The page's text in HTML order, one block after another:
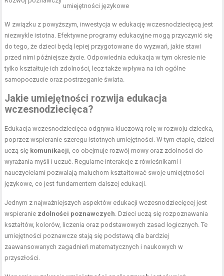
umiejętności językowe
W związku z powyższym, inwestycja w edukację wczesnodziecięcą jest
niezwykle istotna. Efektywne programy edukacyjne mogą przyczynić się
do tego, że dzieci będą lepiej przygotowane do wyzwań, jakie stawi
przed nimi późniejsze życie. Odpowiednia edukacja w tym okresie nie
tylko kształtuje ich zdolności, lecz także wpływa na ich ogólne
samopoczucie oraz postrzeganie świata.
Jakie umiejętności rozwija edukacja
wczesnodziecięca?
Edukacja wczesnodziecięca odgrywa kluczową rolę w rozwoju dziecka,
poprzez wspieranie szeregu istotnych umiejętności. W tym etapie, dzieci
uczą się komunikacji , co obejmuje rozwój mowy oraz zdolności do
wyrażania myśli i uczuć. Regularne interakcje z rówieśnikami i
nauczycielami pozwalają maluchom kształtować swoje umiejętności
językowe, co jest fundamentem dalszej edukacji.
Jednym z najważniejszych aspektów edukacji wczesnodziecięcej jest
wspieranie zdolności poznawczych . Dzieci uczą się rozpoznawania
kształtów, kolorów, liczenia oraz podstawowych zasad logicznych. Te
umiejętności poznawcze stają się podstawą dla bardziej
zaawansowanych zagadnień matematycznych i naukowych w
przyszłości.